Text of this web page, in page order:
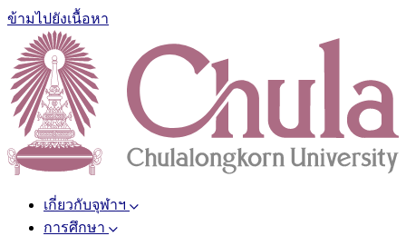
ข้ามไปยังเนื้อหา
เกี่ยวกับจุฬาฯ
การศึกษา